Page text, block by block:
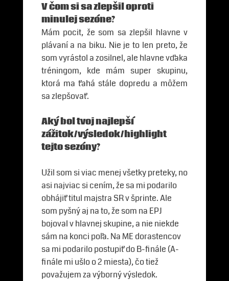
V čom si sa zlepšil oproti
minulej sezóne?
Mám pocit, že som sa zlepšil hlavne v
plávaní a na biku. Nie je to len preto, že
som vyrástol a zosilnel, ale hlavne vďaka
tréningom, kde mám super skupinu,
ktorá ma ťahá stále dopredu a môžem
sa zlepšovať.
Aký bol tvoj najlepší
zážitok/výsledok/highlight
tejto sezóny?
Užil som si viac menej všetky preteky, no
asi najviac si cením, že sa mi podarilo
obhájiť titul majstra SR v šprinte. Ale
som pyšný aj na to, že som na EPJ
bojoval v hlavnej skupine, a nie niekde
sám na konci poľa. Na ME dorastencov
sa mi podarilo postupiť do B-finále (A-
finále mi ušlo o 2 miesta), čo tiež
považujem za výborný výsledok.